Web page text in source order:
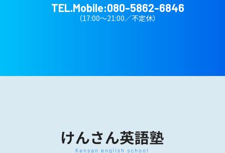
TEL.Mobile:080-5862-6846
（17:00～21:00／不定休）